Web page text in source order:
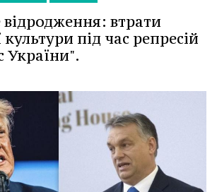
відродження: втрати
під час репресій
України".